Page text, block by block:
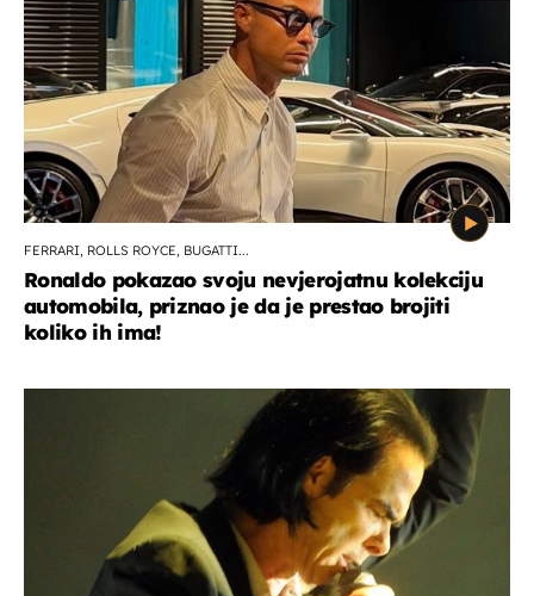
FERRARI, ROLLS ROYCE, BUGATTI...
Ronaldo pokazao svoju nevjerojatnu kolekciju
automobila, priznao je da je prestao brojiti
koliko ih ima!